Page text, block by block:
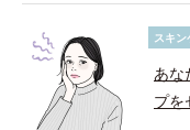
スキン
あな
プを